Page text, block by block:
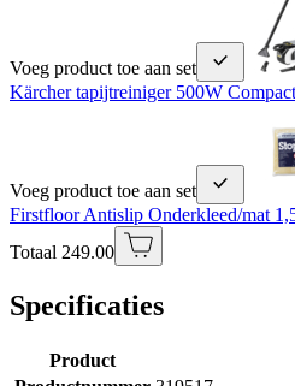
Voeg product toe aan set
Kärcher tapijtreiniger 500W
Voeg product toe aan set
Firstfloor Antislip Onderkleed/mat
Totaal 249.00
Specificaties
Product